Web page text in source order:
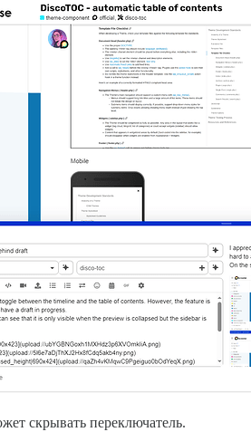
скрывать переключатель.